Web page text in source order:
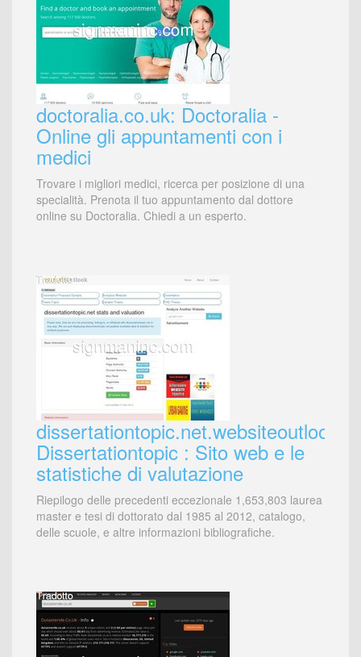
doctoralia.co.uk: Doctoralia -
Online gli appuntamenti con i
medici
Trovare i migliori medici, ricerca per posizione di una
specialità. Prenota il tuo appuntamento dal dottore
online su Doctoralia. Chiedi a un esperto.
Dissertationtopic : Sito web e le
statistiche di valutazione
Riepilogo delle precedenti eccezionale 1,653,803 laurea
master e tesi di dottorato dal 1985 al 2012, catalogo,
delle scuole, e altre informazioni bibliografiche.